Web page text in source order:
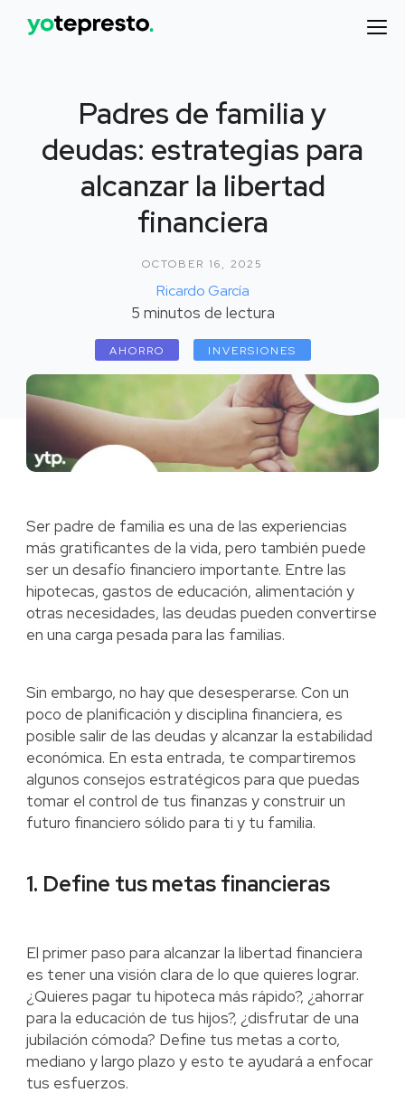
Padres de familia y
deudas: estrategias para
alcanzar la libertad
financiera
OCTOBER 16, 2025
Ricardo García
5 minutos de lectura
AHORRO INVERSIONES
Ser padre de familia es una de las experiencias
más gratificantes de la vida, pero también puede
ser un desafío financiero importante. Entre las
hipotecas, gastos de educación, alimentación y
otras necesidades, las deudas pueden convertirse
en una carga pesada para las familias.
Sin embargo, no hay que desesperarse. Con un
poco de planificación y disciplina financiera, es
posible salir de las deudas y alcanzar la estabilidad
económica. En esta entrada, te compartiremos
algunos consejos estratégicos para que puedas
tomar el control de tus finanzas y construir un
futuro financiero sólido para ti y tu familia.
1. Define tus metas financieras
El primer paso para alcanzar la libertad financiera
es tener una visión clara de lo que quieres lograr.
¿Quieres pagar tu hipoteca más rápido?, ¿ahorrar
para la educación de tus hijos?, ¿disfrutar de una
jubilación cómoda? Define tus metas a corto,
mediano y largo plazo y esto te ayudará a enfocar
tus esfuerzos.